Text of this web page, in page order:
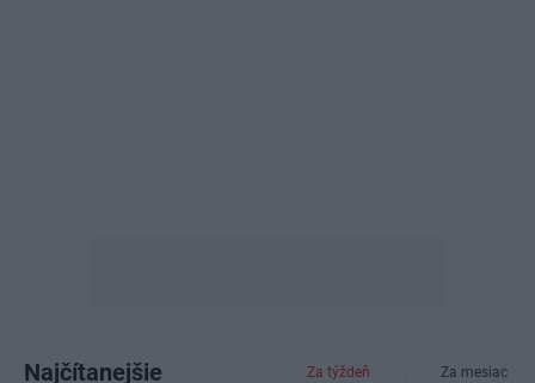
Najčítanejšie Za týždeň Za mesiac